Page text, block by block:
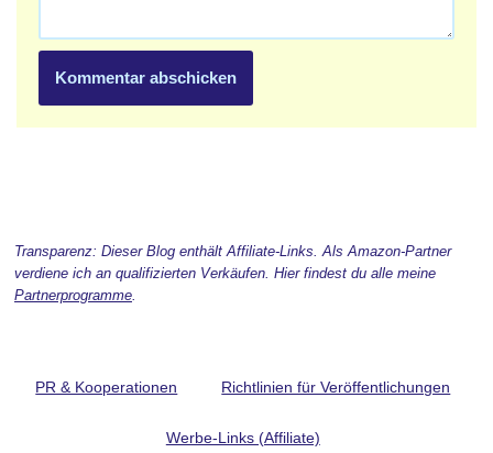
Transparenz: Dieser Blog enthält Affiliate-Links. Als Amazon-Partner
verdiene ich an qualifizierten Verkäufen. Hier findest du alle meine
Partnerprogramme.
PR & Kooperationen Richtlinien für Veröffentlichungen
Werbe-Links (Affiliate)